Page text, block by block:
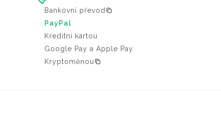
Bankovní převod
PayPal
Kreditní kartou
Google Pay a Apple Pay
Kryptoměnou